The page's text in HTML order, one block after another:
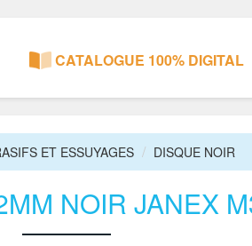
CATALOGUE 100% DIGITAL
ET ESSUYAGES DISQUE NOIR
NOIR JANEX